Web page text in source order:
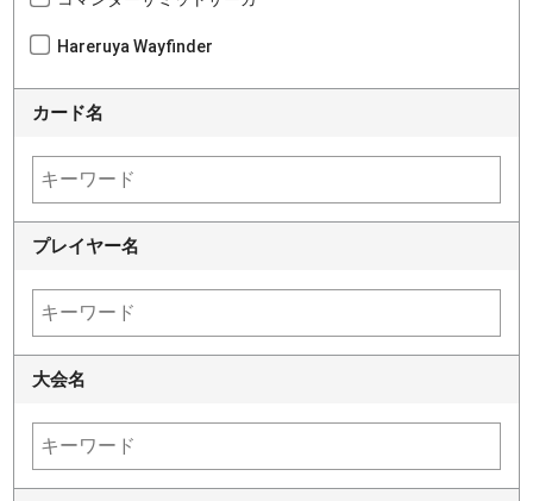
Hareruya Wayfinder
カード名
プレイヤー名
大会名